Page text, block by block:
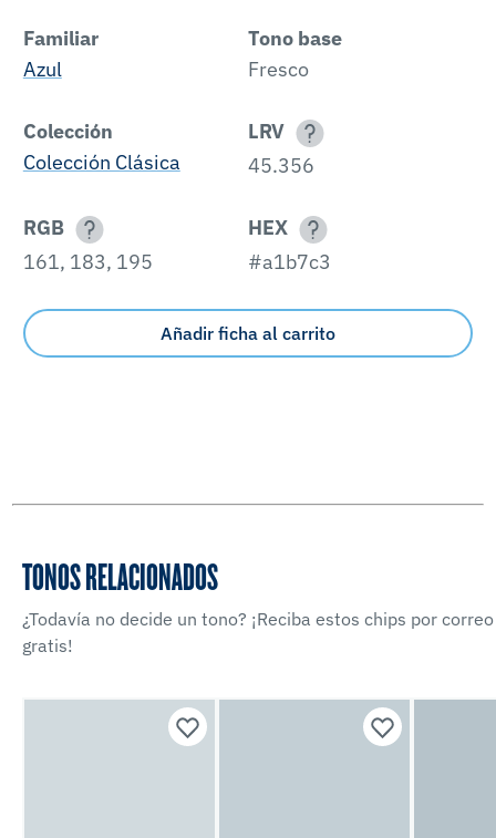
Familiar
Azul
Tono base
Fresco
Colección
Colección Clásica
LRV
45.356
RGB
161, 183, 195
HEX
#a1b7c3
Añadir ficha al carrito
TONOS RELACIONADOS
¿Todavía no decide un tono? ¡Reciba estos chips por correo
gratis!